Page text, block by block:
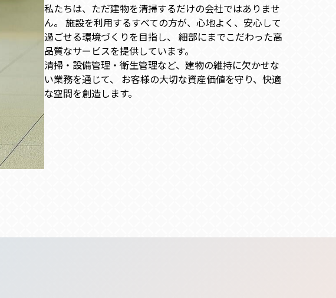
私たちは、ただ建物を清掃するだけの会社ではありませ
ん。 施設を利用するすべての方が、心地よく、安心して
過ごせる環境づくりを目指し、 細部にまでこだわった高
品質なサービスを提供しています。
清掃・設備管理・衛生管理など、建物の維持に欠かせな
い業務を通じて、 お客様の大切な資産価値を守り、快適
な空間を創造します。